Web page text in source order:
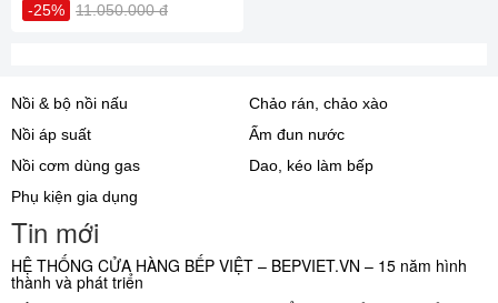
-25% 11.050.000 đ
Nồi & bộ nồi nấu
Chảo rán, chảo xào
Nồi áp suất
Ấm đun nước
Nồi cơm dùng gas
Dao, kéo làm bếp
Phụ kiện gia dụng
Tin mới
HỆ THỐNG CỬA HÀNG BẾP VIỆT – BEPVIET.VN – 15 năm hình
thành và phát triển